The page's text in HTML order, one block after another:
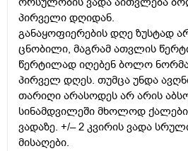
პირველი დღიდან.
განაყოფიერების დღე ზუსტად
ცნობილი, მაგრამ ათვლის
წერტილად იღებენ ბოლო
პირველ დღეს. თუმცა უნდა
თარიღი არასოდეს არ არის
სინამდვილეში მხოლოდ
ვადაზე. +/– 2 კვირის ვადა
მისაღები.